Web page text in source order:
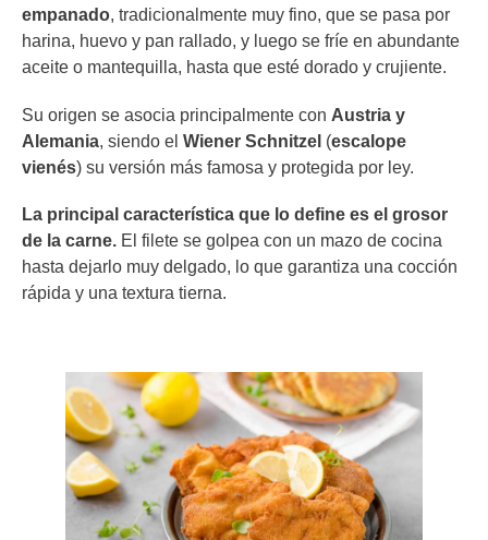
empanado, tradicionalmente muy fino, que se pasa por
harina, huevo y pan rallado, y luego se fríe en abundante
aceite o mantequilla, hasta que esté dorado y crujiente.
Su origen se asocia principalmente con Austria y
Alemania, siendo el Wiener Schnitzel (escalope
vienés) su versión más famosa y protegida por ley.
La principal característica que lo define es el grosor
de la carne. El filete se golpea con un mazo de cocina
hasta dejarlo muy delgado, lo que garantiza una cocción
rápida y una textura tierna.